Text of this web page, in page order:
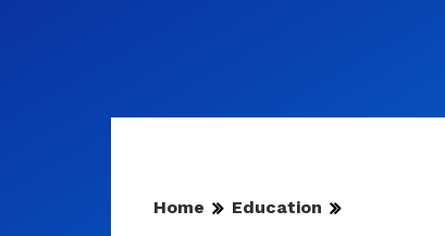
Home Education